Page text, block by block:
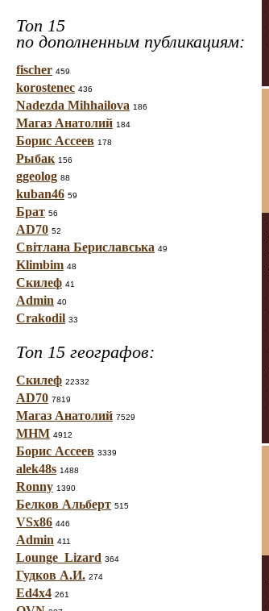
Топ 15
по дополненным публикациям:
fischer 459
korostenec 436
Nadezda Mihhailova 186
Магаз Анатолий 184
Борис Ассеев 178
Рыбак 156
ggeolog 88
kuban46 59
Брат 56
AD70 52
Світлана Бериславська 49
Klimbim 48
Скилеф 41
Admin 40
Crakodil 33
Топ 15 географов:
Скилеф 22332
AD70 7819
Магаз Анатолий 7529
МНМ 4912
Борис Ассеев 3339
alek48s 1488
Ronny 1390
Белков Альберт 515
VSx86 446
Admin 411
Lounge_Lizard 364
Гудков А.И. 274
Ed4x4 261